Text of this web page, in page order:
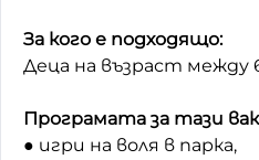
За кого е подходящо:
Деца на възраст между
Програмата за тази
● игри на воля в парка,